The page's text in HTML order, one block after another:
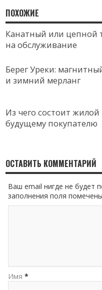
ПОХОЖИЕ
Канатный или цепной
на обслуживание
Берег Уреки:
и зимний мерланг
Из чего состоит
будущему покупателю
ОСТАВИТЬ КОММЕНТАРИЙ
Ваш email нигде не будет
заполнения поля
Имя *